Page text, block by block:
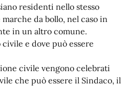
residenti nello stesso
da bollo, nel caso in
in un altro comune.
e dove può essere
civile vengono celebrati
che può essere il Sindaco, il